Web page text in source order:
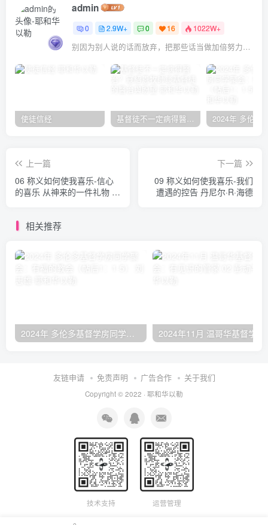
admin
0 2.9W+ 0 16 1022W+
别因为别人说的话而放弃，把那些话当做加倍努力的动力
使徒信经 基督徒不一定病得醫治？寇紹恩牧師談基督徒的醫治與盼望
上一篇
06 称义如何使我喜乐-信心
的喜乐 从神来的一件礼物 丹
下一篇
09 称义如何使我喜乐-我们
遭遇的控告 丹尼尔·R·海德
相关推荐
2024年 多伦多基督学房同学聚会：有福的教会（帖后1：1-5） 刘志雄
友链申请 免责声明 广告合作 关于我们
Copyright © 2022 · 耶和华以勒
技术支持 运营管理